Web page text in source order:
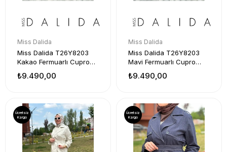
Miss Dalida
Miss Dalida T26Y8203
Kakao Fermuarlı Cupro
₺9.490,00
Miss Dalida
Miss Dalida T26Y8203
Mavi Fermuarlı Cupro
₺9.490,00
Ücretsiz
Kargo
Ücretsiz
Kargo